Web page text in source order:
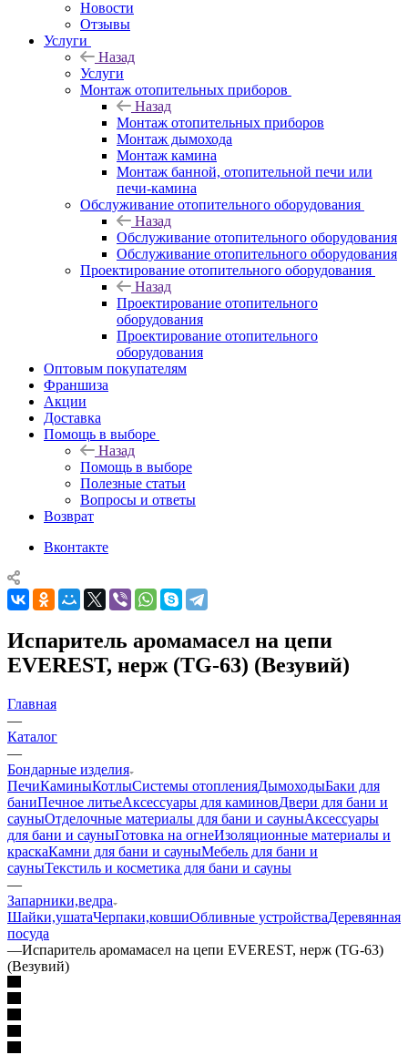
Новости
Отзывы
Услуги
Назад
Услуги
Монтаж отопительных приборов
Назад
Монтаж отопительных приборов
Монтаж дымохода
Монтаж камина
Монтаж банной, отопительной печи или
печи-камина
Обслуживание отопительного оборудования
Назад
Обслуживание отопительного оборудования
Обслуживание отопительного оборудования
Проектирование отопительного оборудования
Назад
Проектирование отопительного
оборудования
Проектирование отопительного
оборудования
Оптовым покупателям
Франшиза
Акции
Доставка
Помощь в выборе
Назад
Помощь в выборе
Полезные статьи
Вопросы и ответы
Возврат
Вконтакте
Испаритель аромамасел на цепи
EVEREST, нерж (TG-63) (Везувий)
Главная
—
Каталог
—
Бондарные изделия
ПечиКаминыКотлыСистемы отопленияДымоходыБаки для
баниПечное литьеАксессуары для каминовДвери для бани и
сауныОтделочные материалы для бани и сауныАксессуары
для бани и сауныГотовка на огнеИзоляционные материалы и
краскаКамни для бани и сауныМебель для бани и
сауныТекстиль и косметика для бани и сауны
—
Запарники,ведра
Шайки,ушатаЧерпаки,ковшиОбливные устройстваДеревянная
посуда
—Испаритель аромамасел на цепи EVEREST, нерж (TG-63)
(Везувий)